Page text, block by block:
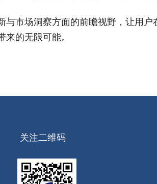
与市场洞察方面的前瞻视野，让用
来的无限可能。
关注二维码